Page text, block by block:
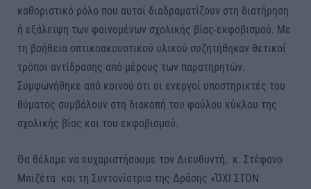
καθοριστικό ρόλο που αυτοί διαδραματίζουν στη διατήρηση
ή εξάλειψη των φαινομένων σχολικής βίας-εκφοβισμού. Με
τη βοήθεια οπτικοακουστικού υλικού συζητήθηκαν θετικοί
τρόποι αντίδρασης από μέρους των παρατηρητών.
Συμφωνήθηκε από κοινού ότι οι ενεργοί υποστηρικτές του
θύματος συμβάλουν στη διακοπή του φαύλου κύκλου της
σχολικής βίας και του εκφοβισμού.
Θα θέλαμε να ευχαριστήσουμε τον Διευθυντή, κ. Στέφανο
Μπιζέτα και τη Συντονίστρια της Δράσης «ΌΧΙ ΣΤΟΝ